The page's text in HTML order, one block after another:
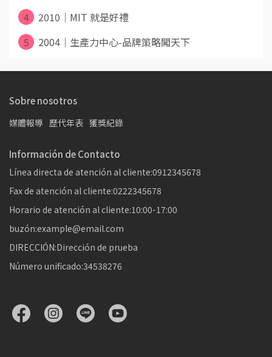
4
2010｜MIT 就是好禮
5
2004｜生產力中心-品牌策略闖天下
Sobre nosotros
媒體報導 歷代年表 獲獎紀錄
Información de Contacto
Línea directa de atención al cliente:0912345678
Fax de atención al cliente:0222345678
Horario de atención al cliente:10:00-17:00
buzón:example@email.com
DIRECCIÓN:Dirección de prueba
Número unificado:34538276